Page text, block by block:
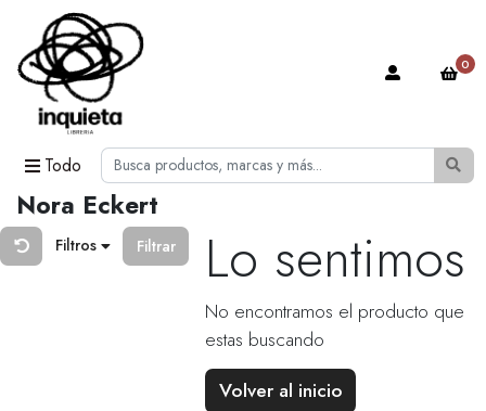
Todo
0
Nora Eckert
Filtros Filtrar Lo sentimos
No encontramos el producto que
estas buscando
Volver al inicio